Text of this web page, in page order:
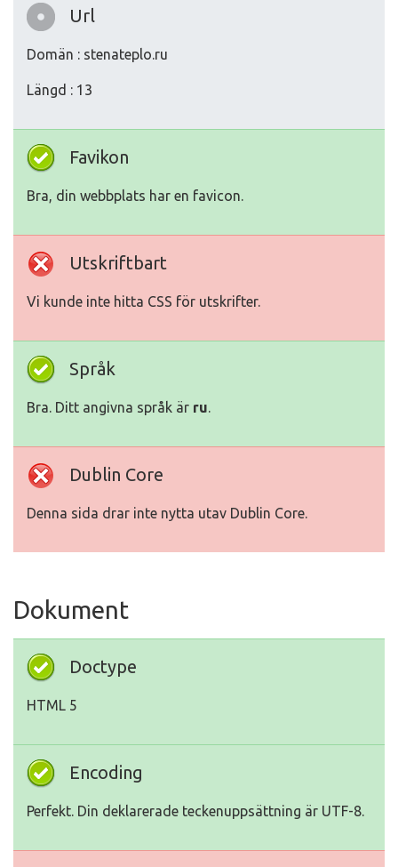
Url
Domän : stenateplo.ru
Längd : 13
Favikon
Bra, din webbplats har en favicon.
Utskriftbart
Vi kunde inte hitta CSS för utskrifter.
Språk
Bra. Ditt angivna språk är ru.
Dublin Core
Denna sida drar inte nytta utav Dublin Core.
Dokument
Doctype
HTML 5
Encoding
Perfekt. Din deklarerade teckenuppsättning är UTF-8.